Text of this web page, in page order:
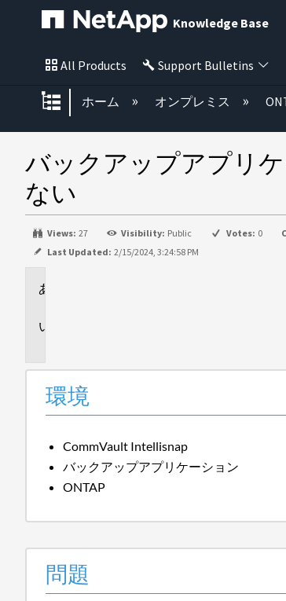
Knowledge Base
All Products Support Bulletins
グローバル階層を展開/
ホーム オンプレミス
バックアップアプリ
ない
Views: 27 Visibility: Public Votes: 0
Last Updated: 2/15/2024, 3:24:58 PM
環境
CommVault Intellisnap
バックアップアプリケーション
ONTAP
問題